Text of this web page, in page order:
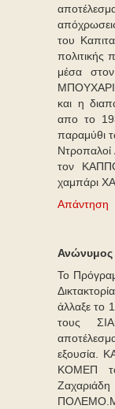
του
μέσα
και η
απο το
παραμύθι
τον
χαμπάρι
Απάντηση
Ανώνυμος
To
άλλαξε το
τους
εξουσία.
ΚΟΜΕΠ